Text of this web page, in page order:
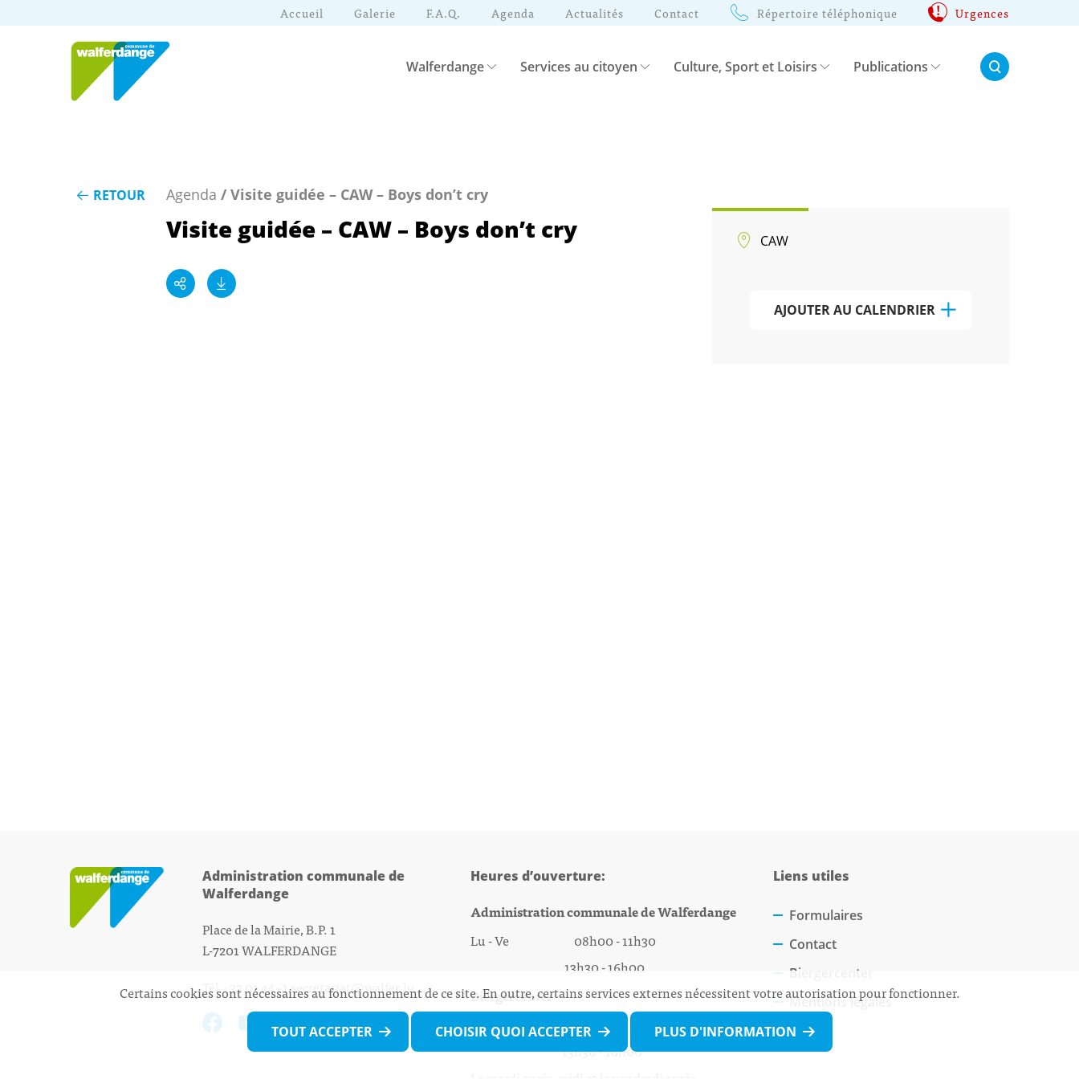
Accueil Galerie F.A.Q. Agenda Actualités Contact Répertoire téléphonique Urgences
Walferdange Services au citoyen Culture, Sport et Loisirs Publications Rechercher:
RETOUR Agenda / Visite guidée – CAW – Boys don’t cry
Visite guidée – CAW – Boys don’t cry CAW
AJOUTER AU CALENDRIER
Administration communale de
Walferdange
Place de la Mairie, B.P. 1
L-7201 WALFERDANGE
Tél.: 33 01 44 - 1secretariat@walfer.lu
Heures d’ouverture:
Administration communale de Walferdange
Lu - Ve 08h00 - 11h30
13h30 - 16h00
Biergercenter
Lu - Ve 08h00 - 11h30
13h30 - 16h00
Liens utiles
Formulaires
Contact
Biergercenter
Mentions légales
Certains cookies sont nécessaires au fonctionnement de ce site. En outre, certains services externes nécessitent votre autorisation pour fonctionner.
TOUT ACCEPTER CHOISIR QUOI ACCEPTER PLUS D'INFORMATION